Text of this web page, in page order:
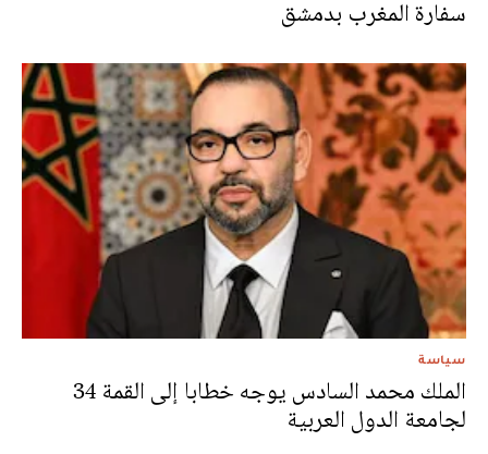
سفارة المغرب بدمشق
سياسة
الملك محمد السادس يوجه خطابا إلى القمة 34
لجامعة الدول العربية